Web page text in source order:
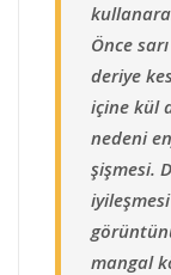
Önce
deriye
içine kül
nedeni
şişmesi.
mangal